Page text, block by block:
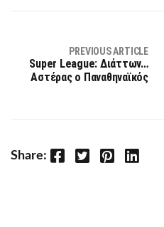
PREVIOUS ARTICLE
Super League: Διάττων…
Αστέρας ο Παναθηναϊκός
Share: Facebook Twitter Pinterest LinkedIn